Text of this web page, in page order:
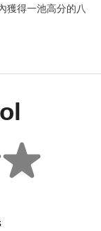
獲得一池高分的八